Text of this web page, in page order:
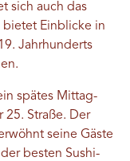
sich auch das
bietet Einblicke in
Jahrhunderts
spätes Mittag-
25. Straße. Der
seine Gäste
besten Sushi-